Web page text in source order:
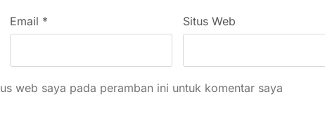
Email * Situs Web
web saya pada peramban ini untuk komentar saya